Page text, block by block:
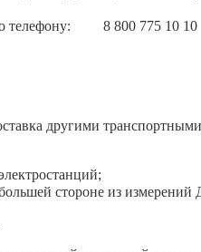
телефону: 8 800 775 10 10
другими
стороне из